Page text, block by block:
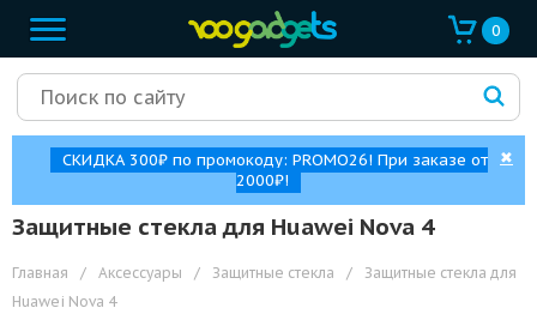
0
СКИДКА 300₽ по промокоду: PROMO26! При заказе от
2000₽!
✖
Защитные стекла для Huawei Nova 4
Главная / Аксессуары / Защитные стекла /
Защитные стекла для
Huawei Nova 4